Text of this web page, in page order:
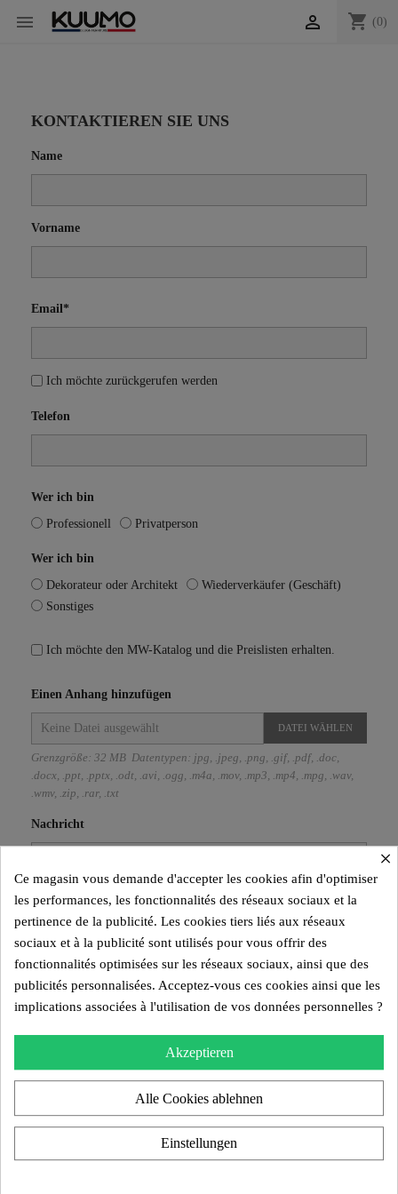
 shopping_cart (0)

KONTAKTIEREN SIE UNS
Name
Vorname
Email*
Ich möchte zurückgerufen werden
Telefon
Wer ich bin
Professionell
Privatperson
Wer ich bin
Dekorateur oder Architekt
Wiederverkäufer (Geschäft)
Sonstiges
Ich möchte den MW-Katalog und die Preislisten erhalten.
Einen Anhang hinzufügen
DATEI WÄHLEN
Grenzgröße: 32 MB Datentypen: jpg, .jpeg, .png, .gif, .pdf, .doc,
.docx, .ppt, .pptx, .odt, .avi, .ogg, .m4a, .mov, .mp3, .mp4, .mpg, .wav,
.wmv, .zip, .rar, .txt
Nachricht
×
Ce magasin vous demande d'accepter les cookies afin d'optimiser
les performances, les fonctionnalités des réseaux sociaux et la
pertinence de la publicité. Les cookies tiers liés aux réseaux
sociaux et à la publicité sont utilisés pour vous offrir des
fonctionnalités optimisées sur les réseaux sociaux, ainsi que des
publicités personnalisées. Acceptez-vous ces cookies ainsi que les
implications associées à l'utilisation de vos données personnelles ?
Akzeptieren
Alle Cookies ablehnen
Einstellungen